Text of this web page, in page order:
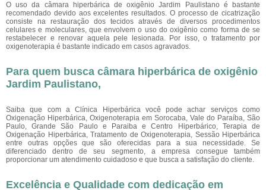
O uso da câmara hiperbárica de oxigênio Jardim Paulistano é bastante
recomendado devido aos excelentes resultados. O processo de cicatrização
consiste na restauração dos tecidos através de diversos procedimentos
celulares e moleculares, que envolvem o uso do oxigênio como forma de se
restabelecer e renovar aquela pele lesionada. Por isso, o tratamento por
oxigenoterapia é bastante indicado em casos agravados.
Para quem busca câmara hiperbárica de oxigênio
Jardim Paulistano,
Saiba que com a Clínica Hiperbárica você pode achar serviços como
Oxigenação Hiperbárica, Oxigenoterapia em Sorocaba, Vale do Paraíba, São
Paulo, Grande São Paulo e Paraiba e Centro Hiperbárico, Terapia de
Oxigenação Hiperbárica, Tratamento de Oxigenoterapia, Sessão Hiperbárica
entre outras opções que são oferecidas para a sua necessidade. Se
diferenciado dentro de seu segmento, a empresa consegue também
proporcionar um atendimento cuidadoso e que busca a satisfação do cliente.
Excelência e Qualidade com dedicação em